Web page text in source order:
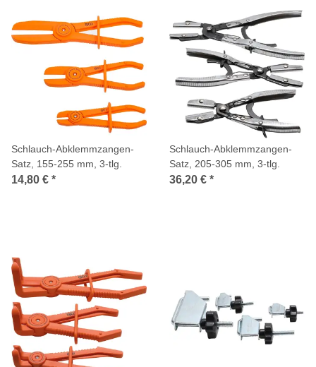
Schlauch-Abklemmzangen-
Satz, 155-255 mm, 3-tlg.
14,80 € *
Schlauch-Abklemmzangen-
Satz, 205-305 mm, 3-tlg.
36,20 € *